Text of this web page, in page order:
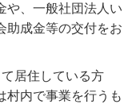
や、一般社団法人い
助成金等の交付をお
居住している方
村内で事業を行うも